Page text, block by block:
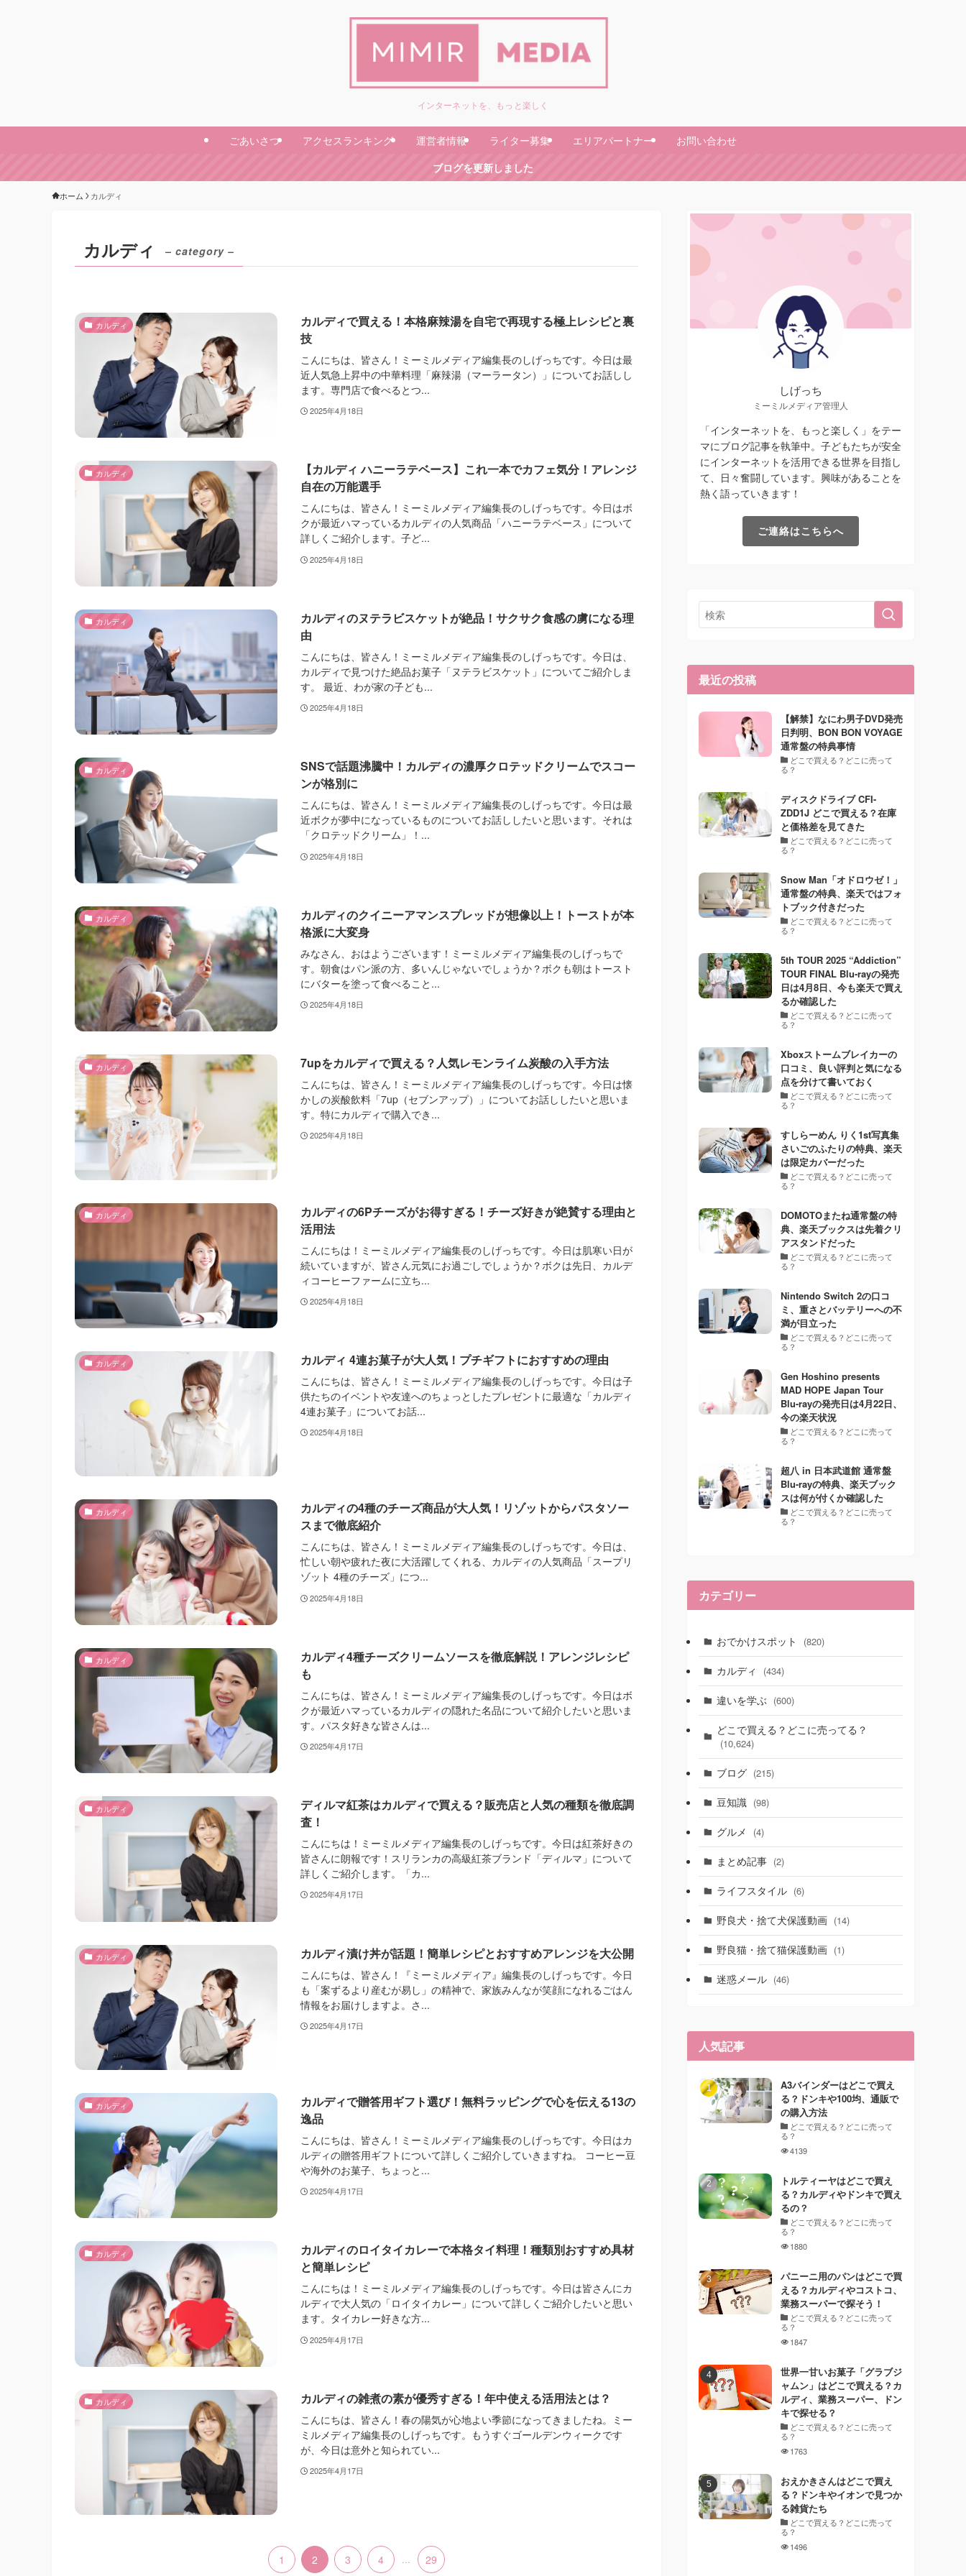
インターネットを、もっと楽しく
ごあいさつ アクセスランキング 運営者情報 ライター募集 エリアパートナー
お問い合わせ
ブログを更新しました
ホーム カルディ
カルディ – category –
カルディ
カルディで買える！本格麻辣湯を自宅で再現する極上レシピと裏
技
こんにちは、皆さん！ミーミルメディア編集長のしげっちです。今日は最
近人気急上昇中の中華料理「麻辣湯（マーラータン）」についてお話しし
ます。専門店で食べるとつ...
2025年4月18日
カルディ
【カルディ ハニーラテベース】これ一本でカフェ気分！アレンジ
自在の万能選手
こんにちは、皆さん！ミーミルメディア編集長のしげっちです。今日はボ
クが最近ハマっているカルディの人気商品「ハニーラテベース」について
詳しくご紹介します。子ど...
2025年4月18日
カルディ
カルディのヌテラビスケットが絶品！サクサク食感の虜になる理
由
こんにちは、皆さん！ミーミルメディア編集長のしげっちです。今日は、
カルディで見つけた絶品お菓子「ヌテラビスケット」についてご紹介しま
す。 最近、わが家の子ども...
2025年4月18日
カルディ
SNSで話題沸騰中！カルディの濃厚クロテッドクリームでスコー
ンが格別に
こんにちは、皆さん！ミーミルメディア編集長のしげっちです。今日は最
近ボクが夢中になっているものについてお話ししたいと思います。それは
「クロテッドクリーム」！...
2025年4月18日
カルディ
カルディのクイニーアマンスプレッドが想像以上！トーストが本
格派に大変身
みなさん、おはようございます！ミーミルメディア編集長のしげっちで
す。朝食はパン派の方、多いんじゃないでしょうか？ボクも朝はトースト
にバターを塗って食べること...
2025年4月18日
カルディ 7upをカルディで買える？人気レモンライム炭酸の入手方法
こんにちは、皆さん！ミーミルメディア編集長のしげっちです。今日は懐
かしの炭酸飲料「7up（セブンアップ）」についてお話ししたいと思いま
す。特にカルディで購入でき...
2025年4月18日
カルディ
カルディの6Pチーズがお得すぎる！チーズ好きが絶賛する理由と
活用法
こんにちは！ミーミルメディア編集長のしげっちです。今日は肌寒い日が
続いていますが、皆さん元気にお過ごしでしょうか？ボクは先日、カルデ
ィコーヒーファームに立ち...
2025年4月18日
カルディ カルディ 4連お菓子が大人気！プチギフトにおすすめの理由
こんにちは、皆さん！ミーミルメディア編集長のしげっちです。今日は子
供たちのイベントや友達へのちょっとしたプレゼントに最適な「カルディ
4連お菓子」についてお話...
2025年4月18日
カルディ
カルディの4種のチーズ商品が大人気！リゾットからパスタソー
スまで徹底紹介
こんにちは、皆さん！ミーミルメディア編集長のしげっちです。今日は、
忙しい朝や疲れた夜に大活躍してくれる、カルディの人気商品「スープリ
ゾット 4種のチーズ」につ...
2025年4月18日
カルディ
カルディ4種チーズクリームソースを徹底解説！アレンジレシピ
も
こんにちは、皆さん！ミーミルメディア編集長のしげっちです。今日はボ
クが最近ハマっているカルディの隠れた名品について紹介したいと思いま
す。パスタ好きな皆さんは...
2025年4月17日
カルディ
ディルマ紅茶はカルディで買える？販売店と人気の種類を徹底調
査！
こんにちは！ミーミルメディア編集長のしげっちです。今日は紅茶好きの
皆さんに朗報です！スリランカの高級紅茶ブランド「ディルマ」について
詳しくご紹介します。「カ...
2025年4月17日
カルディ カルディ漬け丼が話題！簡単レシピとおすすめアレンジを大公開
こんにちは、皆さん！『ミーミルメディア』編集長のしげっちです。今日
も「案ずるより産むが易し」の精神で、家族みんなが笑顔になれるごはん
情報をお届けしますよ。さ...
2025年4月17日
カルディ
カルディで贈答用ギフト選び！無料ラッピングで心を伝える13の
逸品
こんにちは、皆さん！ミーミルメディア編集長のしげっちです。今日はカ
ルディの贈答用ギフトについて詳しくご紹介していきますね。 コーヒー豆
や海外のお菓子、ちょっと...
2025年4月17日
カルディ
カルディのロイタイカレーで本格タイ料理！種類別おすすめ具材
と簡単レシピ
こんにちは！ミーミルメディア編集長のしげっちです。今日は皆さんにカ
ルディで大人気の「ロイタイカレー」について詳しくご紹介したいと思い
ます。タイカレー好きな方...
2025年4月17日
カルディ カルディの雑煮の素が優秀すぎる！年中使える活用法とは？
こんにちは、皆さん！春の陽気が心地よい季節になってきましたね。ミー
ミルメディア編集長のしげっちです。もうすぐゴールデンウィークです
が、今日は意外と知られてい...
2025年4月17日
1 2 3 4 ... 29
しげっち
ミーミルメディア管理人
「インターネットを、もっと楽しく」をテー
マにブログ記事を執筆中。子どもたちが安全
にインターネットを活用できる世界を目指し
て、日々奮闘しています。興味があることを
熱く語っていきます！
ご連絡はこちらへ
最近の投稿
【解禁】なにわ男子DVD発売
日判明、BON BON VOYAGE
通常盤の特典事情
どこで買える？どこに売って
る？
ディスクドライブ CFI-
ZDD1J どこで買える？在庫
と価格差を見てきた
どこで買える？どこに売って
る？
Snow Man「オドロウゼ！」
通常盤の特典、楽天ではフォ
トブック付きだった
どこで買える？どこに売って
る？
5th TOUR 2025 “Addiction”
TOUR FINAL Blu-rayの発売
日は4月8日、今も楽天で買え
るか確認した
どこで買える？どこに売って
る？
Xboxストームブレイカーの
口コミ、良い評判と気になる
点を分けて書いておく
どこで買える？どこに売って
る？
すしらーめん りく1st写真集
さいごのふたりの特典、楽天
は限定カバーだった
どこで買える？どこに売って
る？
DOMOTOまたね通常盤の特
典、楽天ブックスは先着クリ
アスタンドだった
どこで買える？どこに売って
る？
Nintendo Switch 2の口コ
ミ、重さとバッテリーへの不
満が目立った
どこで買える？どこに売って
る？
Gen Hoshino presents
MAD HOPE Japan Tour
Blu-rayの発売日は4月22日、
今の楽天状況
どこで買える？どこに売って
る？
超八 in 日本武道館 通常盤
Blu-rayの特典、楽天ブック
スは何が付くか確認した
どこで買える？どこに売って
る？
カテゴリー
おでかけスポット (820)
カルディ (434)
違いを学ぶ (600)
どこで買える？どこに売ってる？
(10,624)
ブログ (215)
豆知識 (98)
グルメ (4)
まとめ記事 (2)
ライフスタイル (6)
野良犬・捨て犬保護動画 (14)
野良猫・捨て猫保護動画 (1)
迷惑メール (46)
人気記事
A3バインダーはどこで買え
る？ドンキや100均、通販で
の購入方法
どこで買える？どこに売って
る？
4139
トルティーヤはどこで買え
る？カルディやドンキで買え
るの？
どこで買える？どこに売って
る？
1880
パニーニ用のパンはどこで買
える？カルディやコストコ、
業務スーパーで探そう！
どこで買える？どこに売って
る？
1847
世界一甘いお菓子「グラブジ
ャムン」はどこで買える？カ
ルディ、業務スーパー、ドン
キで探せる？
どこで買える？どこに売って
る？
1763
おえかきさんはどこで買え
る？ドンキやイオンで見つか
る雑貨たち
どこで買える？どこに売って
る？
1496